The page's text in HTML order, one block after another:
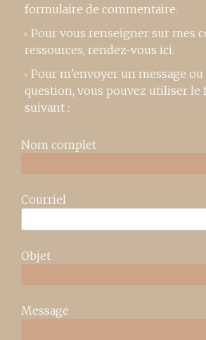
formulaire de commentaire.
Pour vous renseigner sur mes
ressources, rendez-vous ici.
Pour m’envoyer un message
question, vous pouvez utiliser le
suivant :
Nom complet
Courriel
Objet
Message